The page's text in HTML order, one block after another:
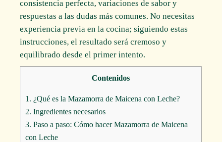
consistencia perfecta, variaciones de sabor y
respuestas a las dudas más comunes. No necesitas
experiencia previa en la cocina; siguiendo estas
instrucciones, el resultado será cremoso y
equilibrado desde el primer intento.
Contenidos
1. ¿Qué es la Mazamorra de Maicena con Leche?
2. Ingredientes necesarios
3. Paso a paso: Cómo hacer Mazamorra de Maicena
con Leche